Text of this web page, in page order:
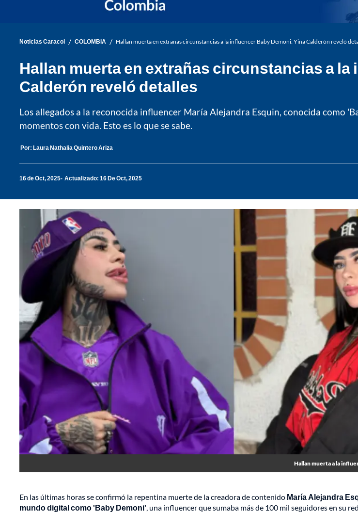
Noticias Caracol / COLOMBIA / Hallan muerta en extrañas circunstancias a la influencer Baby Demoni: Yina Calderón reveló
Hallan muerta en extrañas circunstancias a
Calderón reveló detalles
Los allegados a la reconocida influencer María Alejandra Esquin, conocida como
momentos con vida. Esto es lo que se sabe.
Por: Laura Nathalia Quintero Ariza
16 de Oct, 2025 Actualizado: 16 De Oct, 2025
Hallan muerta a la
En las últimas horas se confirmó la repentina muerte de la creadora de contenido MaríaAlejandra
mundo digital como 'Baby Demoni', una influencer que sumaba más de 100 mil seguidores en su